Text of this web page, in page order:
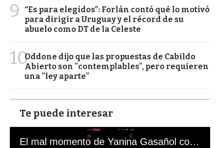
9
“Es para elegidos”: Forlán contó qué lo motivó
para dirigir a Uruguay y el récord de su
abuelo como DT de la Celeste
10Oddone dijo que las propuestas de Cabildo
Abierto son "contemplables", pero requieren
una "ley aparte"
Te puede interesar
El mal momento de Yanina Gasañol con un hincha argentino en "Subrayado"